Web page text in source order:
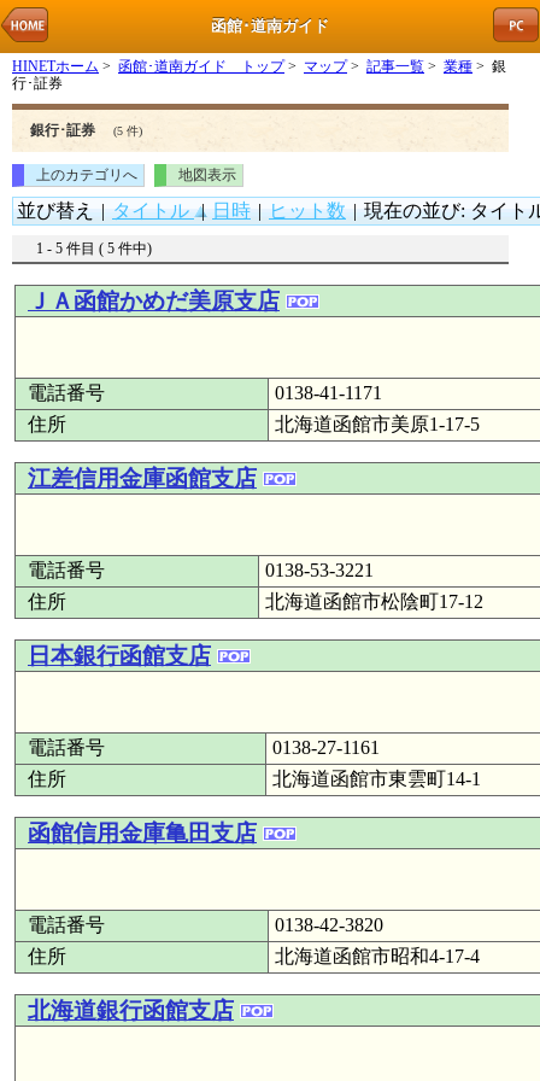
函館･道南ガイド
HINETホーム > 函館･道南ガイド トップ> マップ> 記事一覧 > 業種 > 銀
行･証券
銀行･証券 (5 件)
上のカテゴリへ 地図表示
並び替え | タイトル | 日時 | ヒット数 | 現在の並び: タイト
1 - 5 件目 ( 5 件中)
ＪＡ函館かめだ美原支店
電話番号
0138-41-1171
住所
北海道函館市美原1-17-5
江差信用金庫函館支店
電話番号
0138-53-3221
住所
北海道函館市松陰町17-12
日本銀行函館支店
電話番号
0138-27-1161
住所
北海道函館市東雲町14-1
函館信用金庫亀田支店
電話番号
0138-42-3820
住所
北海道函館市昭和4-17-4
北海道銀行函館支店